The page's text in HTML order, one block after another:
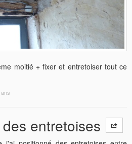
moitié + fixer et entretoiser tout ce
entretoises